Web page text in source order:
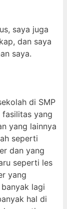
saya juga
dan saya
saya.
di SMP
fasilitas yang
yang lainnya
seperti
dan yang
seperti les
yang
lagi
hal di